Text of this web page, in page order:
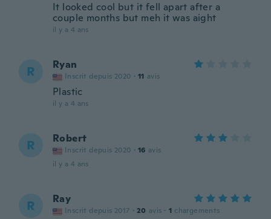
It looked cool but it fell apart after a
couple months but meh it was aight
il y a 4 ans
R Ryan
Inscrit depuis 2020 · 11 avis
Plastic
il y a 4 ans
R Robert
Inscrit depuis 2020 · 16 avis
il y a 4 ans
R Ray
Inscrit depuis 2017 · 20 avis · 1 chargements